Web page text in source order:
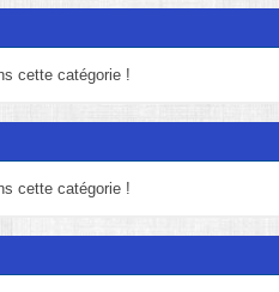
cette catégorie !
cette catégorie !